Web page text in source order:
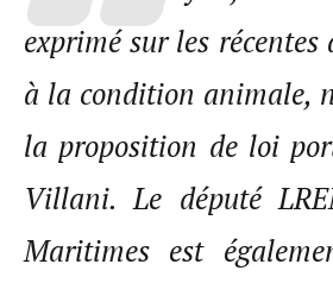
exprimé sur les
à la condition animale,
la proposition de loi
Villani. Le député
Maritimes est